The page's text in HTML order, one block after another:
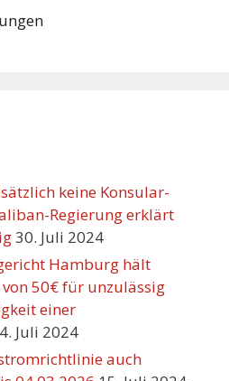
keine Konsular-
Regierung erklärt
30. Juli 2024
Hamburg hält
50€ für unzulässig
einer
Juli 2024
auch